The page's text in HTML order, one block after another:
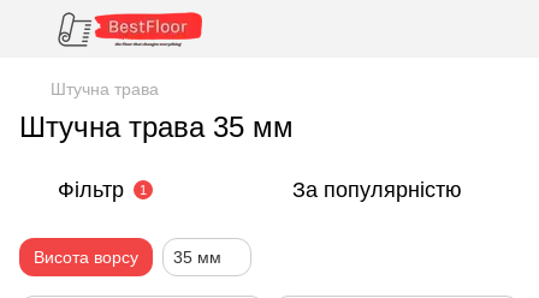
Штучна трава
Штучна трава 35 мм
Фільтр 1 За популярністю
Висота ворсу 35 мм